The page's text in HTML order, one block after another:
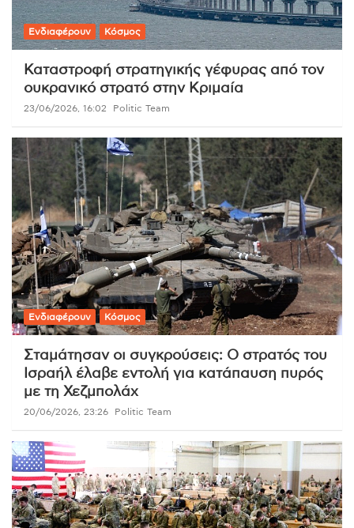
Ενδιαφέρουν Κόσμος
Καταστροφή στρατηγικής γέφυρας από τον
ουκρανικό στρατό στην Κριμαία
23/06/2026, 16:02 Politic Team
Ενδιαφέρουν Κόσμος
Σταμάτησαν οι συγκρούσεις: Ο στρατός του
Ισραήλ έλαβε εντολή για κατάπαυση πυρός
με τη Χεζμπολάχ
20/06/2026, 23:26 Politic Team